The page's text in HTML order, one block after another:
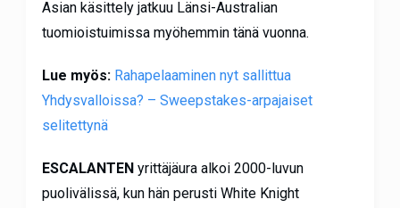
Asian käsittely jatkuu Länsi-Australian
tuomioistuimissa myöhemmin tänä vuonna.
Lue myös: Rahapelaaminen nyt sallittua
Yhdysvalloissa? – Sweepstakes-arpajaiset
selitettynä
ESCALANTENyrittäjäura alkoi 2000-luvun
puolivälissä, kun hän perusti White Knight